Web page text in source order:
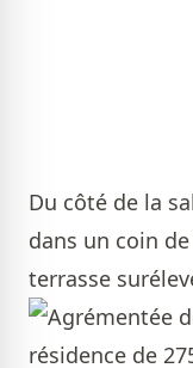
Du côté de la
dans un coin
terrasse